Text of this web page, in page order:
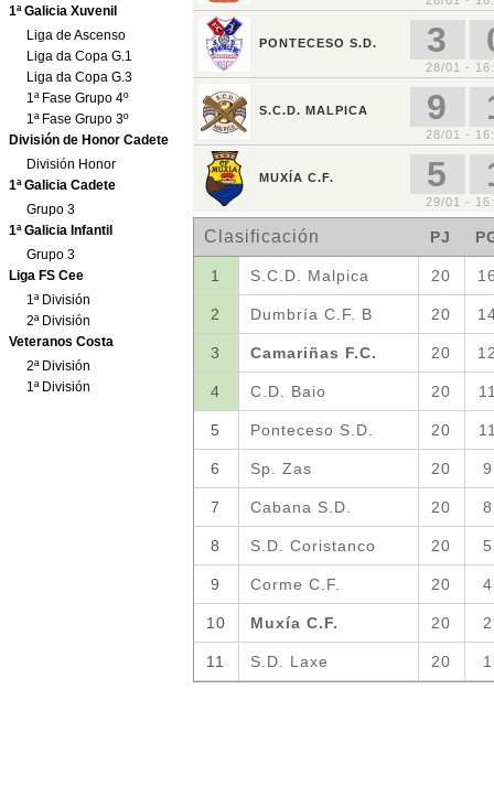
1ª Galicia Xuvenil
Liga de Ascenso
Liga da Copa G.1
Liga da Copa G.3
1ª Fase Grupo 4º
1ª Fase Grupo 3º
División de Honor Cadete
División Honor
1ª Galicia Cadete
Grupo 3
1ª Galicia Infantil
Grupo 3
Liga FS Cee
1ª División
2ª División
Veteranos Costa
2ª División
1ª División